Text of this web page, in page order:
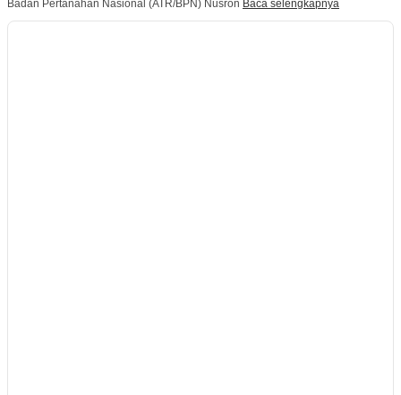
Badan Pertanahan Nasional (ATR/BPN) Nusron Baca selengkapnya